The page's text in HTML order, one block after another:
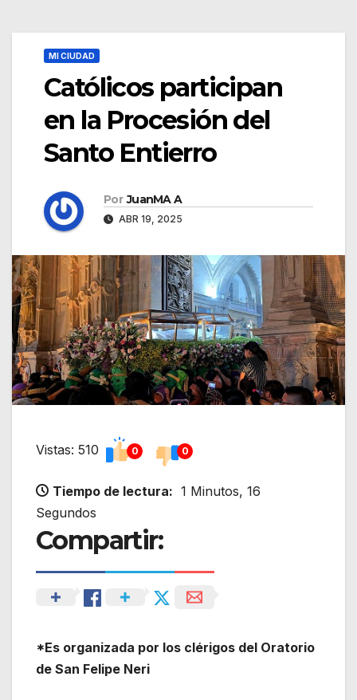
MI CIUDAD
Católicos participan
en la Procesión del
Santo Entierro
Por JuanMA A
ABR 19, 2025
Vistas: 510 0 0
Tiempo de lectura: 1 Minutos, 16
Segundos
Compartir:
*Es organizada por los clérigos del Oratorio
de San Felipe Neri